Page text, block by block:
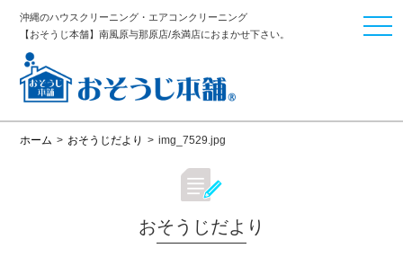
沖縄のハウスクリーニング・エアコンクリーニング
【おそうじ本舗】南風原与那原店/糸満店におまかせ下さい。
ホーム > おそうじだより > img_7529.jpg
おそうじだより